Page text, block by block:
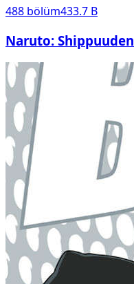
488 bölüm433.7 B
Naruto: Shippuuden